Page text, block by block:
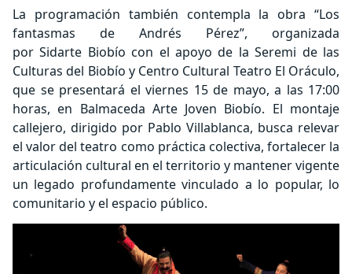
La programación también contempla la obra “Los
fantasmas de Andrés Pérez”, organizada
por Sidarte Biobío con el apoyo de la Seremi de las
Culturas del Biobío y Centro Cultural Teatro El Oráculo,
que se presentará el viernes 15 de mayo, a las 17:00
horas, en Balmaceda Arte Joven Biobío. El montaje
callejero, dirigido por Pablo Villablanca, busca relevar
el valor del teatro como práctica colectiva, fortalecer la
articulación cultural en el territorio y mantener vigente
un legado profundamente vinculado a lo popular, lo
comunitario y el espacio público.